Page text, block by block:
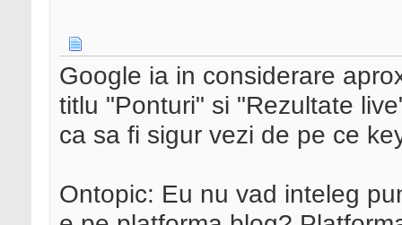
Google ia in considerare
titlu "Ponturi" si "Rezultate
ca sa fi sigur vezi de pe ce
Ontopic: Eu nu vad inteleg